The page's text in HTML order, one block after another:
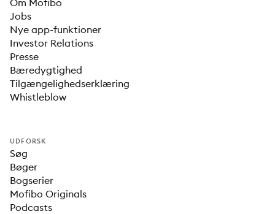
Om Mofibo
Jobs
Nye app-funktioner
Investor Relations
Presse
Bæredygtighed
Tilgængelighedserklæring
Whistleblow
UDFORSK
Søg
Bøger
Bogserier
Mofibo Originals
Podcasts